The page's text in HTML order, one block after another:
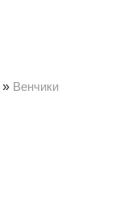
» Венчики